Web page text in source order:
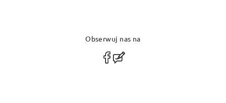
Obserwuj nas na